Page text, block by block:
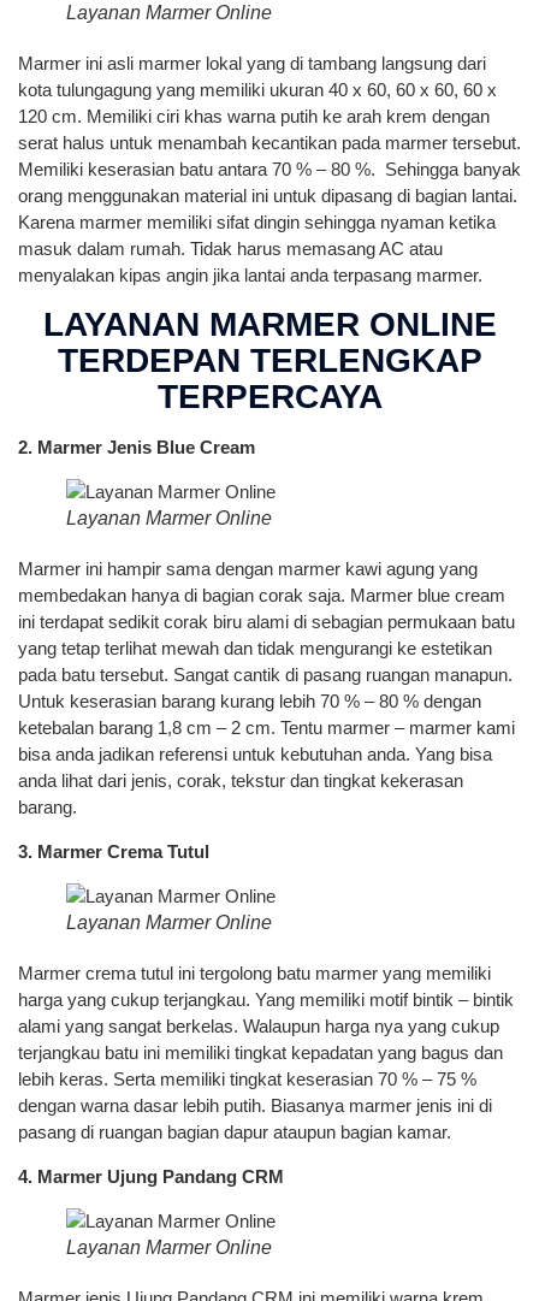
Layanan Marmer Online
Marmer ini asli marmer lokal yang di tambang langsung dari
kota tulungagung yang memiliki ukuran 40 x 60, 60 x 60, 60 x
120 cm. Memiliki ciri khas warna putih ke arah krem dengan
serat halus untuk menambah kecantikan pada marmer tersebut.
Memiliki keserasian batu antara 70 % – 80 %. Sehingga banyak
orang menggunakan material ini untuk dipasang di bagian lantai.
Karena marmer memiliki sifat dingin sehingga nyaman ketika
masuk dalam rumah. Tidak harus memasang AC atau
menyalakan kipas angin jika lantai anda terpasang marmer.
LAYANAN MARMER ONLINE
TERDEPAN TERLENGKAP
TERPERCAYA
2. Marmer Jenis Blue Cream
Layanan Marmer Online
Marmer ini hampir sama dengan marmer kawi agung yang
membedakan hanya di bagian corak saja. Marmer blue cream
ini terdapat sedikit corak biru alami di sebagian permukaan batu
yang tetap terlihat mewah dan tidak mengurangi ke estetikan
pada batu tersebut. Sangat cantik di pasang ruangan manapun.
Untuk keserasian barang kurang lebih 70 % – 80 % dengan
ketebalan barang 1,8 cm – 2 cm. Tentu marmer – marmer kami
bisa anda jadikan referensi untuk kebutuhan anda. Yang bisa
anda lihat dari jenis, corak, tekstur dan tingkat kekerasan
barang.
3. Marmer Crema Tutul
Layanan Marmer Online
Marmer crema tutul ini tergolong batu marmer yang memiliki
harga yang cukup terjangkau. Yang memiliki motif bintik – bintik
alami yang sangat berkelas. Walaupun harga nya yang cukup
terjangkau batu ini memiliki tingkat kepadatan yang bagus dan
lebih keras. Serta memiliki tingkat keserasian 70 % – 75 %
dengan warna dasar lebih putih. Biasanya marmer jenis ini di
pasang di ruangan bagian dapur ataupun bagian kamar.
4. Marmer Ujung Pandang CRM
Layanan Marmer Online